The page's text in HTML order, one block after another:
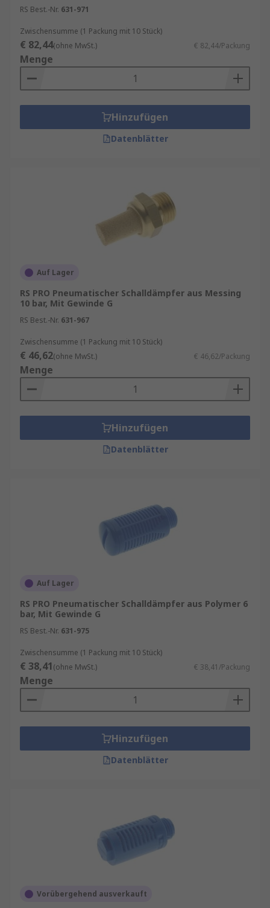
RS Best.-Nr. 631-971
Zwischensumme (1 Packung mit 10 Stück)
€ 82,44(ohne MwSt.) € 82,44/Packung
Menge
Hinzufügen
Datenblätter
Auf Lager
RS PRO Pneumatischer Schalldämpfer aus Messing
10 bar, Mit Gewinde G
RS Best.-Nr. 631-967
Zwischensumme (1 Packung mit 10 Stück)
€ 46,62(ohne MwSt.) € 46,62/Packung
Menge
Hinzufügen
Datenblätter
Auf Lager
RS PRO Pneumatischer Schalldämpfer aus Polymer 6
bar, Mit Gewinde G
RS Best.-Nr. 631-975
Zwischensumme (1 Packung mit 10 Stück)
€ 38,41(ohne MwSt.) € 38,41/Packung
Menge
Hinzufügen
Datenblätter
Vorübergehend ausverkauft